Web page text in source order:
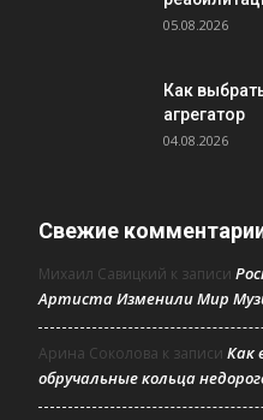
05.08.2026
Как
агрегатор
04.08.2026
Свежие
Михаил Савицкий к записи
Артиста Изменили Мир
Арина Соколова к записи Как
обручальные кольца